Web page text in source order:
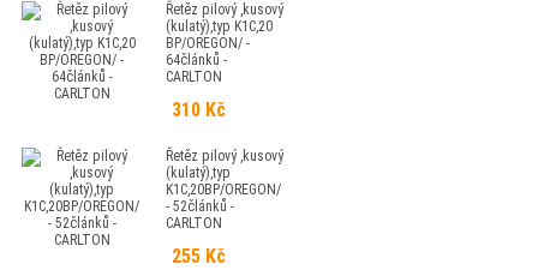
Řetěz pilový ,kusový
(kulatý),typ K1C,20
BP/OREGON/ -
64článků -
CARLTON
310 Kč
Řetěz pilový ,kusový
(kulatý),typ
K1C,20BP/OREGON/
- 52článků -
CARLTON
255 Kč